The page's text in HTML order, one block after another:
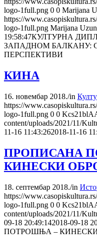
logo-1full.png 0 0 Marijana
https://
logo-1full.png Marijana
19:58:47КУЛТУРНА
ЗАПАДНОМ БАЛКАНУ:
ПЕРСПЕКТИВИ
КИНА
16. новембар 2018./in
https://
logo-1full.png 0 0
content/uploads/2021/11/
11-16 11:43:262018-11-16
ПРОПИСАНА
КИНЕСКИ
18. септембар 2018./in
https://
logo-1full.png 0 0
content/uploads/2021/11/
09-18 20:49:142018-09-18
ПОТРОШЊА –